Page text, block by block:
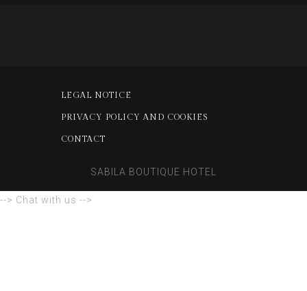
LEGAL NOTICE
PRIVACY POLICY AND COOKIES
CONTACT
SABILA BOUTIQUE HOTEL
--> Chat with us -->